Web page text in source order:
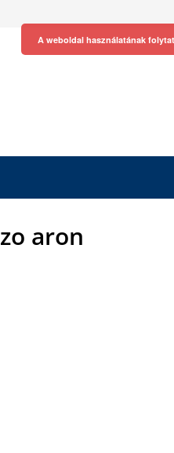
aron
A weboldal használatának